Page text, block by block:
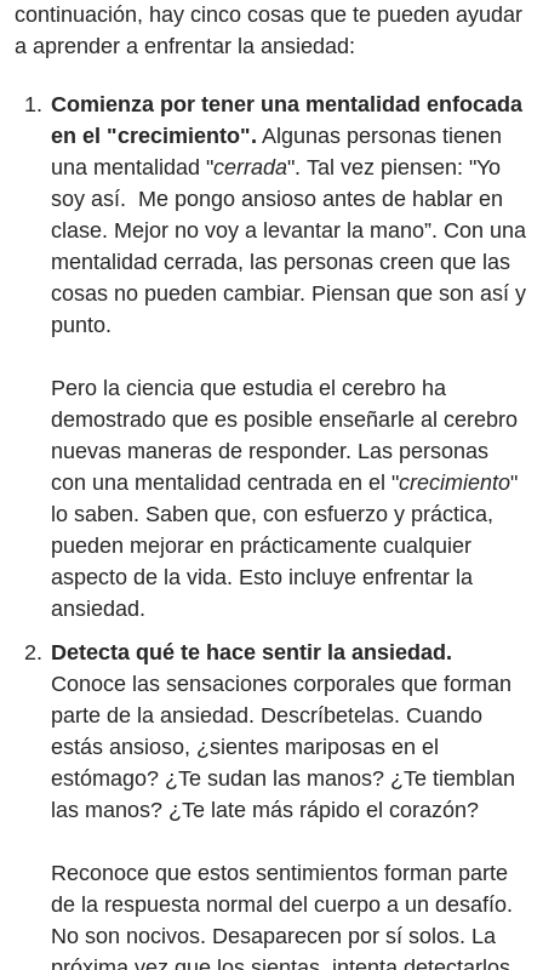
continuación, hay cinco cosas que te pueden ayudar
a aprender a enfrentar la ansiedad:
Comienza por tener una mentalidad enfocada
en el "crecimiento". Algunas personas tienen
una mentalidad "cerrada". Tal vez piensen: "Yo
soy así. Me pongo ansioso antes de hablar en
clase. Mejor no voy a levantar la mano”. Con una
mentalidad cerrada, las personas creen que las
cosas no pueden cambiar. Piensan que son así y
punto.
Pero la ciencia que estudia el cerebro ha
demostrado que es posible enseñarle al cerebro
nuevas maneras de responder. Las personas
con una mentalidad centrada en el "crecimiento"
lo saben. Saben que, con esfuerzo y práctica,
pueden mejorar en prácticamente cualquier
aspecto de la vida. Esto incluye enfrentar la
ansiedad.
Detecta qué te hace sentir la ansiedad.
Conoce las sensaciones corporales que forman
parte de la ansiedad. Descríbetelas. Cuando
estás ansioso, ¿sientes mariposas en el
estómago? ¿Te sudan las manos? ¿Te tiemblan
las manos? ¿Te late más rápido el corazón?
Reconoce que estos sentimientos forman parte
de la respuesta normal del cuerpo a un desafío.
No son nocivos. Desaparecen por sí solos. La